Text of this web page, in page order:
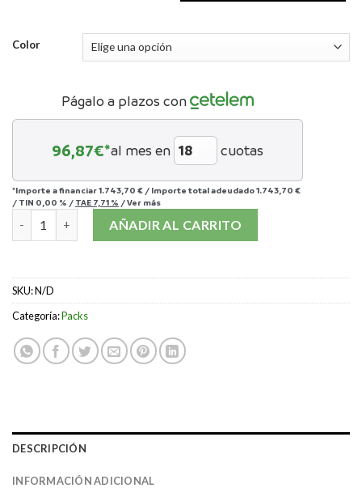
Color
Págalo a plazos con
96,87€*al mes en cuotas
*Importe a financiar1.743,70 € / Importe total adeudado1.743,70 €
/ TIN 0,00 % / TAE 7,71 % /Ver más
DALI FAZON SAT CINEMA PACK cantidad
AÑADIR AL CARRITO
SKU:N/D
Categoría:Packs
DESCRIPCIÓN
INFORMACIÓN ADICIONAL